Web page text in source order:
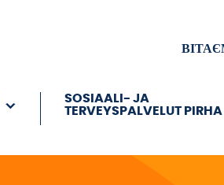
SOSIAALI- JA
TERVEYSPALVELUT PIRHA